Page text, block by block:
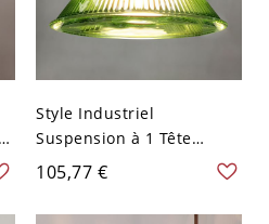
Style Industriel
Suspension à 1 Tête
Lampe Suspendue
Conique en Verre Nervuré
- 110 V-120 V Cône Vert
105,77 €